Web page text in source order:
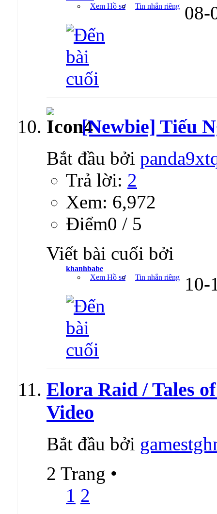
Xem Hồ sơ
Tin nhắn riêng 08-
[Newbie] Tiếu
Bắt đầu bởi
Trả lời: 2
Xem: 6,972
Ðiểm0 / 5
Viết bài cuối bởi
khanhbabe
Xem Hồ sơ
Tin nhắn riêng
Elora Raid / Tales
Video
Bắt đầu bởi
2 Trang •
1 2